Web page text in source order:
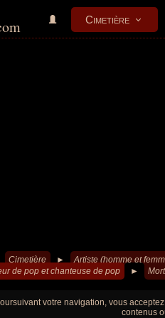
Cimetière
Cimetière ► Artiste (homme et
de pop et chanteuse de pop
►
votre navigation, vous
contenus